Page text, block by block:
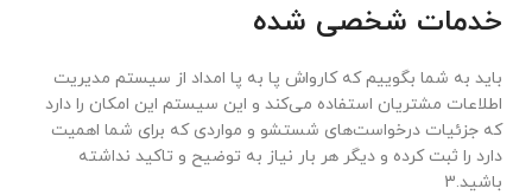
خدمات شخصی شده
باید به شما بگوییم که کارواش پا به پا امداد از سیستم مدیریت
اطلاعات مشتریان استفاده می‌کند و این سیستم این امکان را دارد
که جزئیات درخواست‌های شستشو و مواردی که برای شما اهمیت
دارد را ثبت کرده و دیگر هر بار نیاز به توضیح و تاکید نداشته
باشید.3